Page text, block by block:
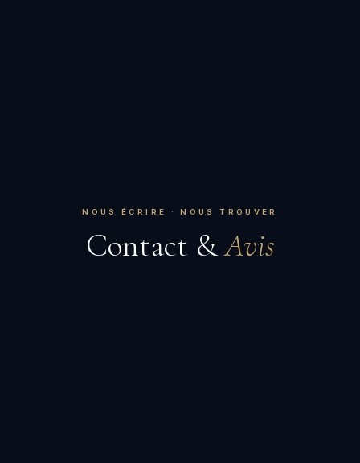
NOUS ÉCRIRE · NOUS TROUVER
Contact &Avis